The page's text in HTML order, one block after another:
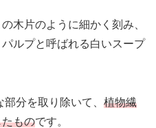
木片のように細かく刻み、
ルプと呼ばれる白いスープ
分を取り除いて、 植物繊
ものです。